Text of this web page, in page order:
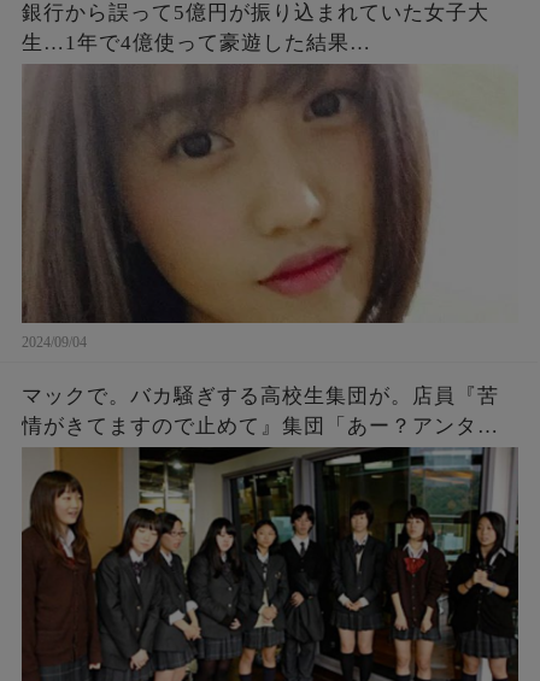
銀行から誤って5億円が振り込まれていた女子大
生…1年で4億使って豪遊した結果…
2024/09/04
マックで。バカ騒ぎする高校生集団が。店員『苦
情がきてますので止めて』集団「あー？アンタ何
様？」「アンタの写真撮ったし、帰り道何かあっ
ても知らないよ～ｗ」→結果…